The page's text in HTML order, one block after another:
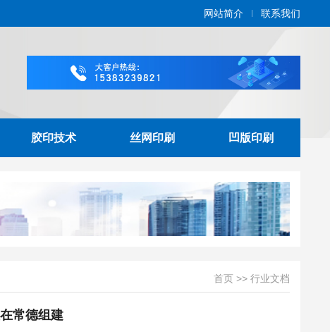
网站简介 联系我们
胶印技术 丝网印刷 凹版印刷
首页 >> 行业文档
常德组建